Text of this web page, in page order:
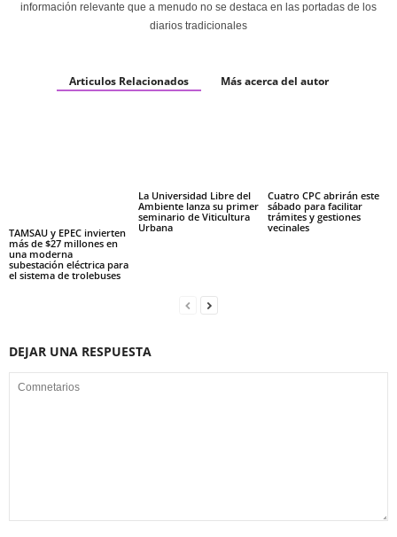
información relevante que a menudo no se destaca en las portadas de los
diarios tradicionales
Articulos Relacionados Más acerca del autor
TAMSAU y EPEC invierten
más de $27 millones en
una moderna
subestación eléctrica para
el sistema de trolebuses
La Universidad Libre del
Ambiente lanza su primer
seminario de Viticultura
Urbana
Cuatro CPC abrirán este
sábado para facilitar
trámites y gestiones
vecinales
DEJAR UNA RESPUESTA